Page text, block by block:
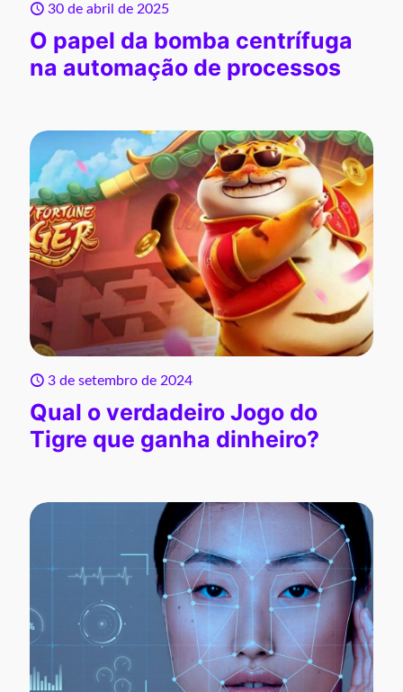
30 de abril de 2025
O papel da bomba centrífuga
na automação de processos
3 de setembro de 2024
Qual o verdadeiro Jogo do
Tigre que ganha dinheiro?